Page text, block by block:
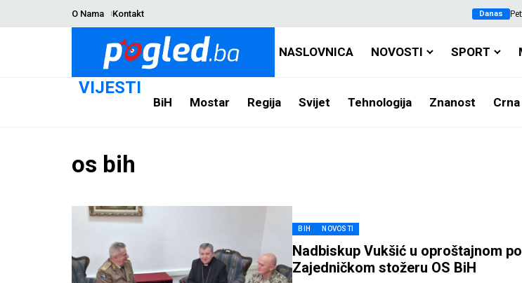
O Nama Kontakt Danas
NASLOVNICA NOVOSTI SPORT
VIJESTI
BiH Mostar Regija Svijet Tehnologija Znanost
os bih
BIH NOVOSTI
Nadbiskup Vukšić u oproštajnom
Zajedničkom stožeru OS BiH